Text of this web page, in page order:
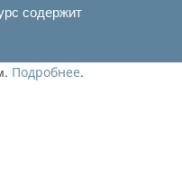
содержит
Подробнее.